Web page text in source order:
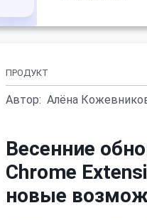
ПРОДУКТ
Автор: Алёна
Весенние
Chrome
новые